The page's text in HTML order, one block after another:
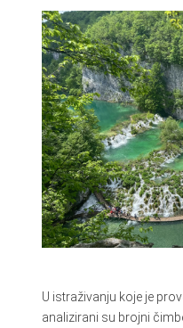
U istraživanju koje je
analizirani su brojni